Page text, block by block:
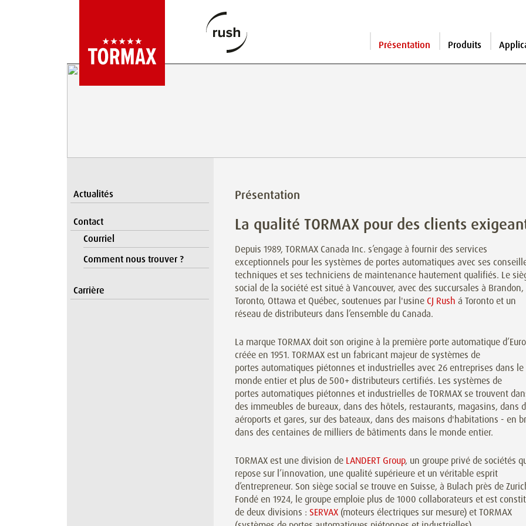
Présentation Produits
Actualités
Contact
Courriel
Comment nous trouver ?
Carrière
Présentation
La qualité TORMAX pour des clients
Depuis 1989, TORMAX Canada Inc. s’engage à fournir des services
exceptionnels pour les systèmes de portes automatiques avec ses
techniques et ses techniciens de maintenance hautement qualifiés. Le
social de la société est situé à Vancouver, avec des succursales à Brandon,
Toronto, Ottawa et Québec, soutenues par l'usineCJ Rush á Toronto et un
réseau dedistributeurs dans l’ensemble du Canada.
La marque TORMAX doit son origine à la première porte automatique
créée en 1951. TORMAX est un fabricant majeur de systèmes de
portes automatiques piétonnes et industrielles avec 26 entreprises dans le
monde entier et plus de 500+ distributeurs certifiés. Les systèmes de
portes automatiques piétonnes et industrielles de TORMAX se trouvent
des immeubles de bureaux, dans des hôtels, restaurants, magasins, dans
aéroports et gares, sur des bateaux, dans des maisons d'habitations - en
dans des centaines de milliers de bâtiments dans le monde entier.
TORMAX est une division de LANDERT Group, un groupe privé de sociétés
repose sur l’innovation, une qualité supérieure et un véritable esprit
d’entrepreneur. Son siège social se trouve en Suisse, à Bulach près de
Fondé en 1924, le groupe emploie plus de 1000 collaborateurs et est
de deux divisions : SERVAX (moteurs électriques sur mesure) et TORMAX